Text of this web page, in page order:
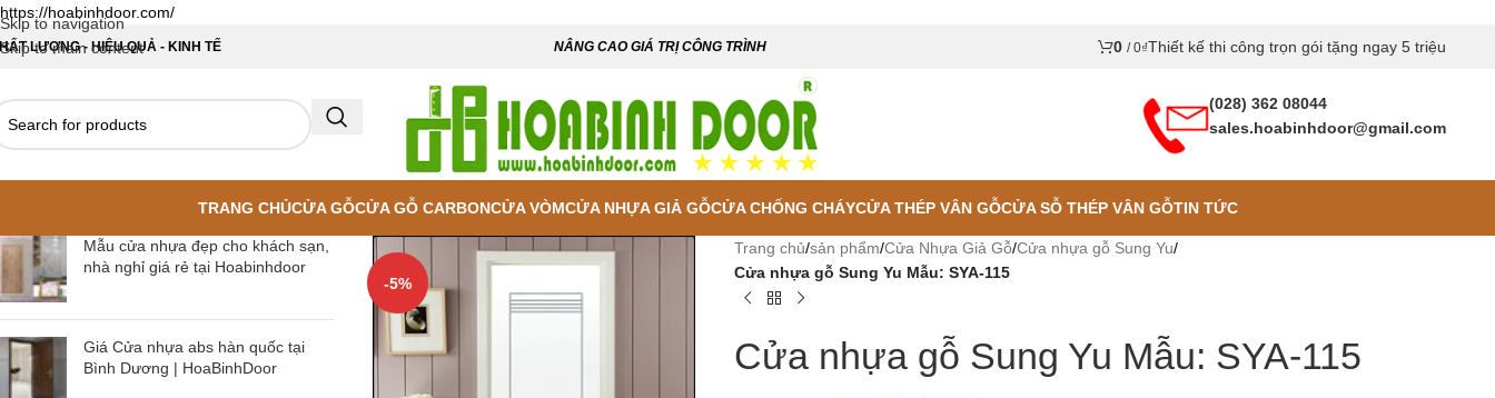
https://hoabinhdoor.com/
Skip to navigation
Skip to main content
LƯỢNG - HIỆU QUẢ - KINH TẾ NÂNG CAO GIÁ TRỊ CÔNG TRÌNH 0 / 0₫Thiết kế thi công trọn gói tặng ngay 5 triệu
(028) 362 08044
sales.hoabinhdoor@gmail.com
TRANG CHỦCỬA GỖCỬA GỖ CARBONCỬA VÒMCỬA NHỰA GIẢ GỖCỬA CHỐNG CHÁYCỬA THÉP VÂN GỖCỬA SỖ THÉP VÂN GỖTIN TỨC
Mẫu cửa nhựa đẹp cho khách sạn,
nhà nghỉ giá rẻ tại Hoabinhdoor
Giá Cửa nhựa abs hàn quốc tại
Bình Dương | HoaBinhDoor
-5%
Trang chủ/sản phẩm/Cửa Nhựa Giả Gỗ/Cửa nhựa gỗ Sung Yu/
Cửa nhựa gỗ Sung Yu Mẫu: SYA-115
Cửa nhựa gỗ Sung Yu Mẫu: SYA-115